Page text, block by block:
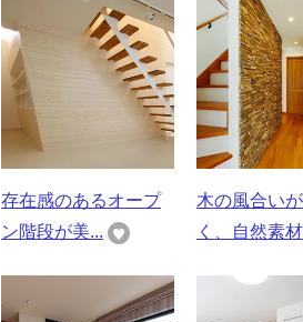
存在感のあるオープ
ン階段が美...
木の風合い
く、自然素